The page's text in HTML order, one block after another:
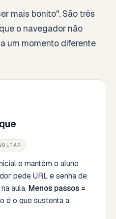
mais bonito". São três
o navegador não
um momento diferente
e mantém o aluno
pede URL e senha de
aula. Menos passos =
é o que sustenta a